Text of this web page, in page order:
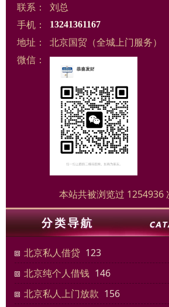
联系：
刘总
手机：
13241361167
地址：
北京国贸（全城上门服务）
微信：
本站共被浏览过 1254936
北京私人借贷 123
北京纯个人借钱 146
北京私人上门放款 156